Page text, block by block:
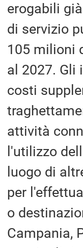
erogabili
di servizio
105 milioni
al 2027. Gli
costi
attività
l'utilizzo
luogo di
per
o
Campania,